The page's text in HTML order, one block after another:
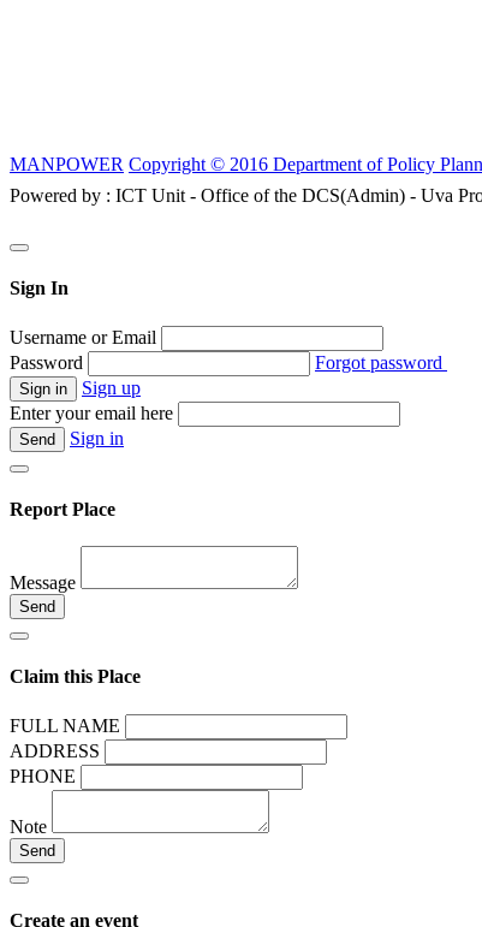
MANPOWER Copyright © 2016 Department of Policy
Powered by : ICT Unit - Office of the DCS(Admin) - Uva
Sign In
Username or Email
Password
Forgot password
Sign up
Enter your email here
Sign in
Report Place
Message
Claim this Place
FULL NAME
ADDRESS
PHONE
Note
Create an event